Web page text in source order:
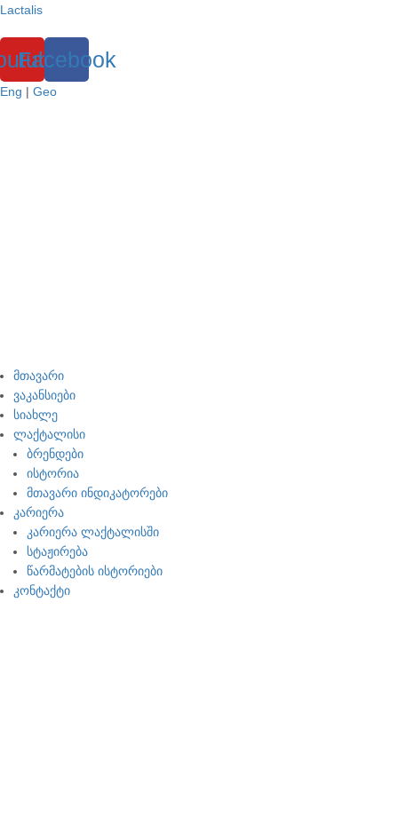
Lactalis
Facebook
Eng | Geo
მთავარი
ვაკანსიები
სიახლე
ლაქტალისი
ბრენდები
ისტორია
მთავარი ინდიკატორები
კარიერა
კარიერა ლაქტალისში
სტაჟირება
წარმატების ისტორიები
კონტაქტი